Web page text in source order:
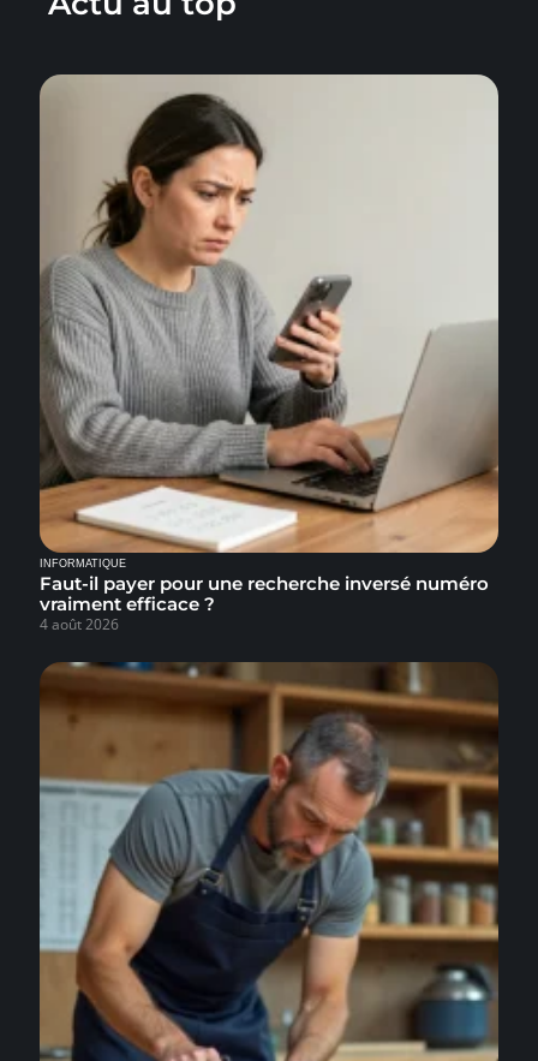
INFORMATIQUE
Faut-il payer pour une recherche inversé numéro
vraiment efficace ?
4 août 2026